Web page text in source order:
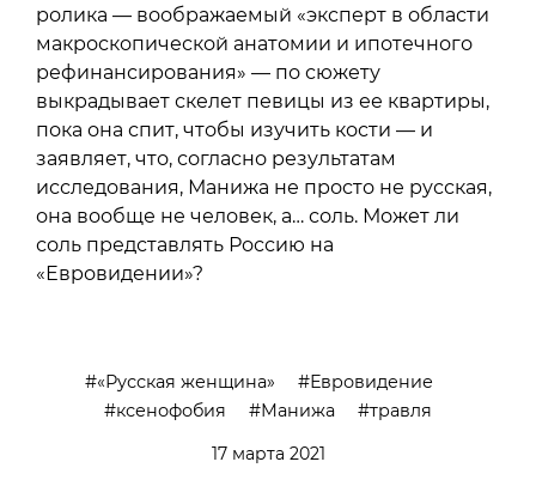
ролика — воображаемый «эксперт в области
макроскопической анатомии и ипотечного
рефинансирования» — по сюжету
выкрадывает скелет певицы из ее квартиры,
пока она спит, чтобы изучить кости — и
заявляет, что, согласно результатам
исследования, Манижа не просто не русская,
она вообще не человек, а… соль. Может ли
соль представлять Россию на
«Евровидении»?
«Русская женщина»
Евровидение
ксенофобия
Манижа
травля
17 марта 2021